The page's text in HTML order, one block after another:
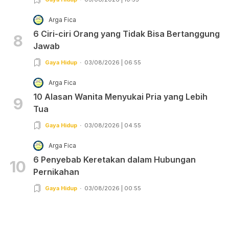
8
Arga Fica
6 Ciri-ciri Orang yang Tidak Bisa Bertanggung
Jawab
Gaya Hidup 03/08/2026 | 06:55
9
Arga Fica
10 Alasan Wanita Menyukai Pria yang Lebih
Tua
Gaya Hidup 03/08/2026 | 04:55
10
Arga Fica
6 Penyebab Keretakan dalam Hubungan
Pernikahan
Gaya Hidup 03/08/2026 | 00:55